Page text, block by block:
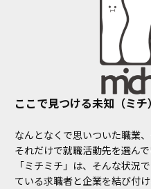
ここで見つける未知（ミチ
なんとなくで思いついた職業
それだけで就職活動先を選ん
「ミチミチ」は、そんな状況
ている求職者と企業を結び付け